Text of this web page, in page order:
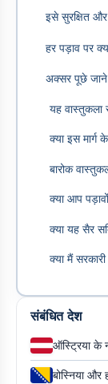
इसे सुरक्षित
हर पड़ाव पर
अक्सर पूछे जाने
यह वास्तुकला
क्या इस मार्ग
बारोक
क्या आप
क्या यह सैर
क्या मैं
संबंधित देश
ऑस्ट्रिया के
बोस्निया और